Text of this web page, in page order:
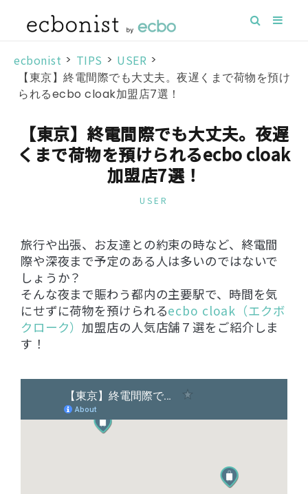
ecbonist > TIPS > USER >
【東京】終電間際でも大丈夫。夜遅くまで荷物を預け
られるecbo cloak加盟店7選！
【東京】終電間際でも大丈夫。夜遅
くまで荷物を預けられるecbo cloak
加盟店7選！
USER
旅行や出張、お友達との約束の時など、終電間
際や深夜まで予定のある人は多いのではないで
しょうか？
そんな夜まで賑わう都内の主要駅で、時間を気
にせずに荷物を預けられるecbo cloak（エクボ
クローク）加盟店の人気店舗７選をご紹介しま
す！